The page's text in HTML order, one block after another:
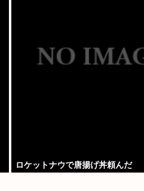
ロケットナウで唐揚げ丼頼んだ